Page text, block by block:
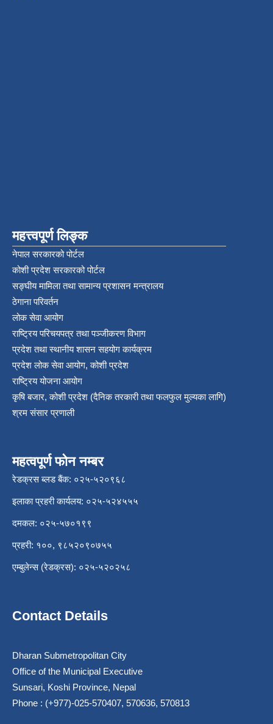
महत्त्वपूर्ण लिङ्क
नेपाल सरकारको पोर्टल
कोशी प्रदेश सरकारको पोर्टल
सङ्‍घीय मामिला तथा सामान्य प्रशासन मन्त्रालय
ठेगाना परिवर्तन
लोक सेवा आयोग
राष्ट्रिय परिचयपत्र तथा पञ्‍जीकरण विभाग
प्रदेश तथा स्थानीय शासन सहयोग कार्यक्रम
प्रदेश लोक सेवा आयोग, कोशी प्रदेश
राष्ट्रिय योजना आयोग
कृषि बजार, कोशी प्रदेश (दैनिक तरकारी तथा फलफुल मुल्यका लागि)
श्रम संसार प्रणाली
महत्वपूर्ण फोन नम्बर
रेडक्रस ब्लड बैंक: ०२५-५२०९६८
इलाका प्रहरी कार्यलय: ०२५-५२४५५५
दमकल: ०२५-५७०१९९
प्रहरी: १००, ९८५२०९०७५५
एम्बुलेन्स (रेडक्रस): ०२५-५२०२५८
Contact Details
Dharan Submetropolitan City
Office of the Municipal Executive
Sunsari, Koshi Province, Nepal
Phone : (+977)-025-570407, 570636, 570813